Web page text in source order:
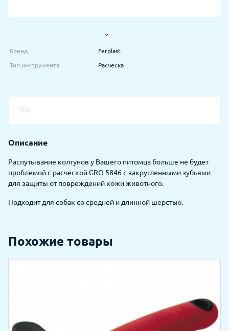
Бренд Ferplast
Тип инструмента Расческа
Вес
Описание
Распутывание колтунов у Вашего питомца больше не будет
проблемой с расческой GRO 5846 с закругленными зубьями
для защиты от повреждений кожи животного.
Подходит для собак со средней и длинной шерстью.
Похожие товары